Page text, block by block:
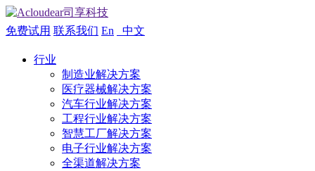
免费试用 联系我们 En 中文
行业
制造业解决方案
医疗器械解决方案
汽车行业解决方案
工程行业解决方案
智慧工厂解决方案
电子行业解决方案
全渠道解决方案